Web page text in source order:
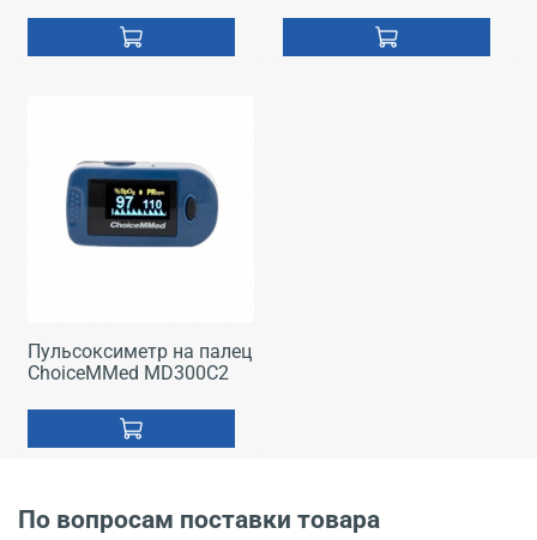
Пульсоксиметр на палец
ChoiceMMed MD300C2
По вопросам поставки товара